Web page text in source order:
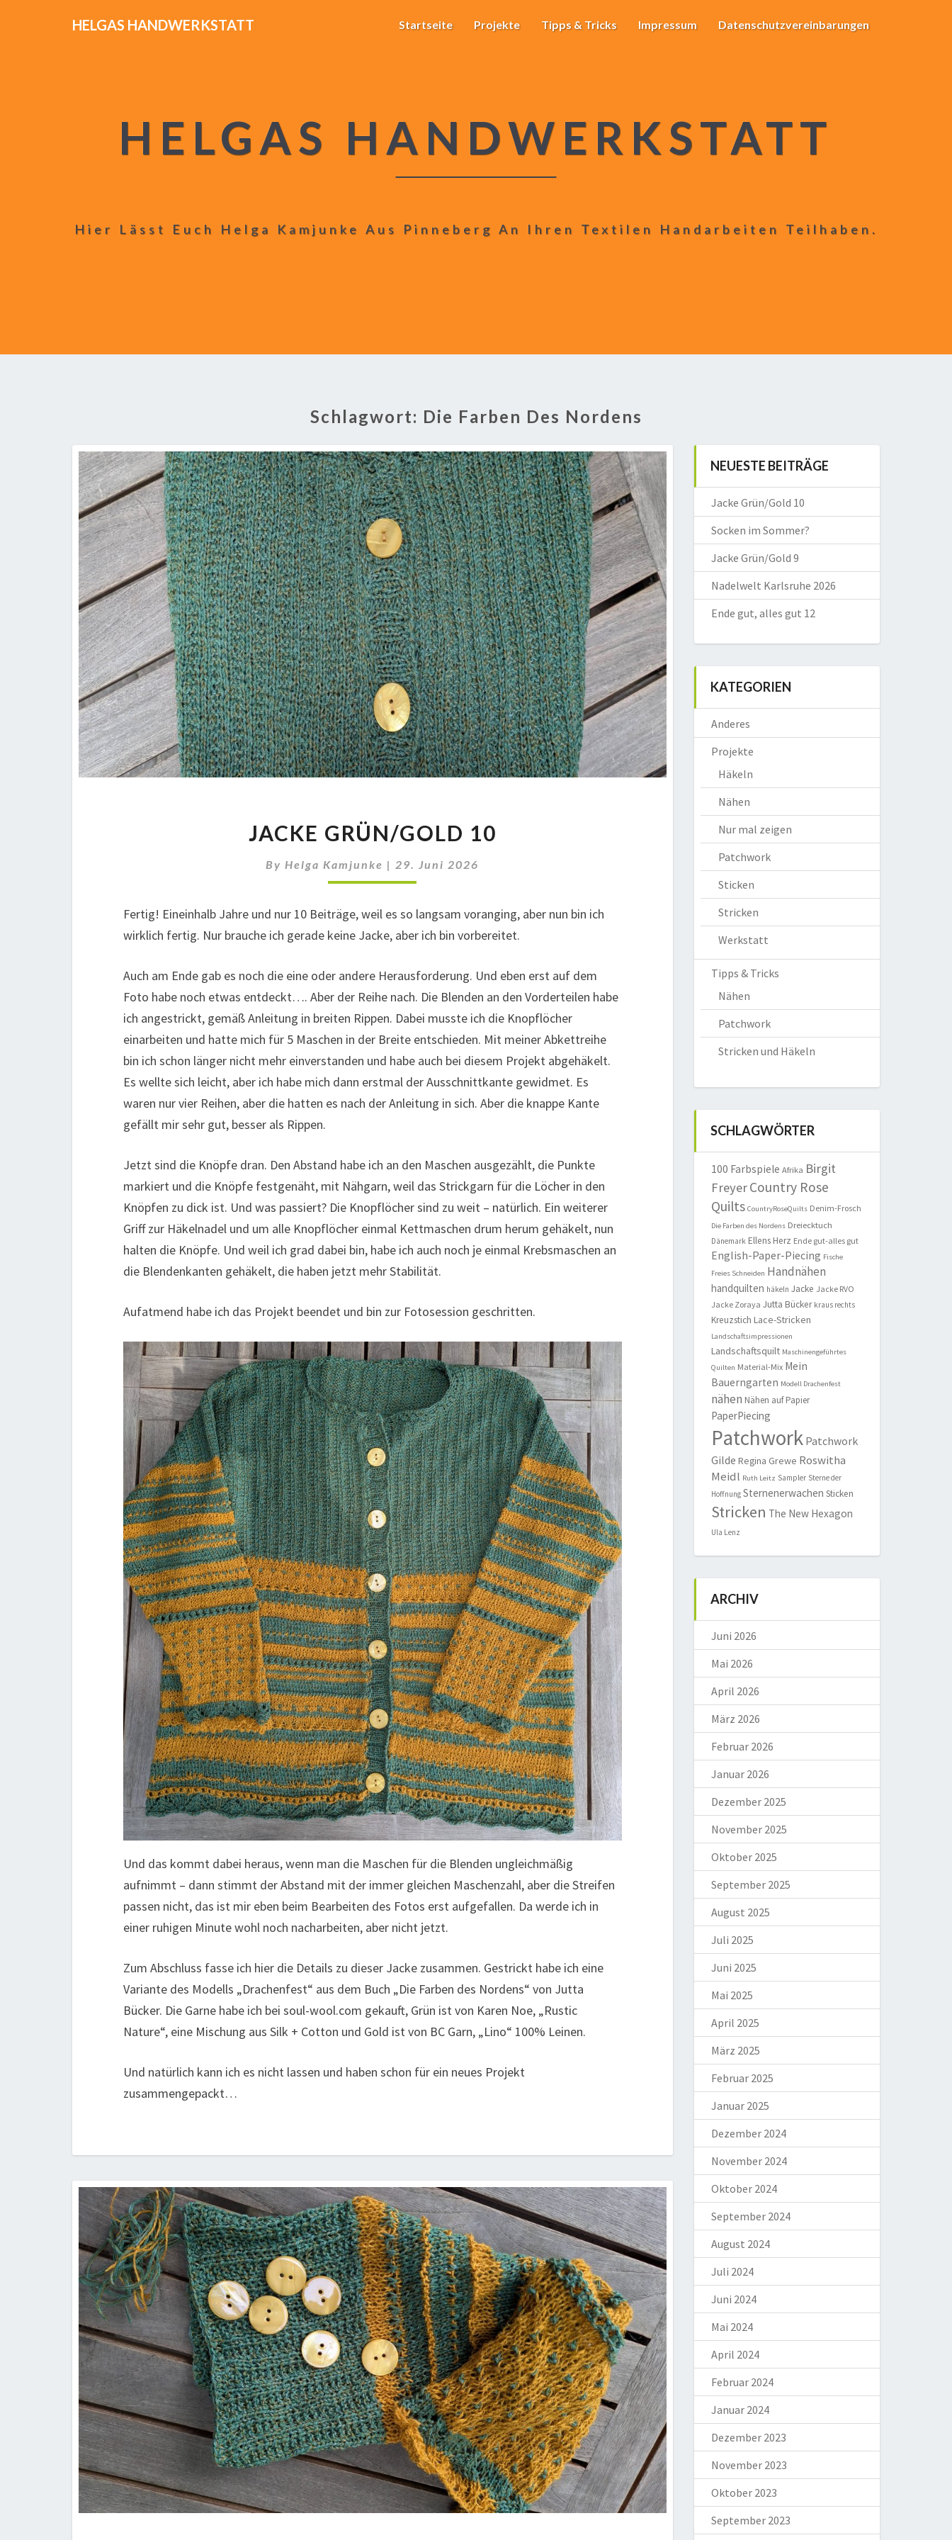
HELGAS HANDWERKSTATT Startseite Projekte Tipps & Tricks Impressum Datenschutzvereinbarungen
HELGAS HANDWERKSTATT
Hier Lässt Euch Helga Kamjunke Aus Pinneberg An Ihren Textilen Handarbeiten Teilhaben.
Schlagwort: Die Farben Des Nordens
GRÜN/GOLD
JACKE GRÜN/GOLD 10
ByHelga Kamjunke | 29. Juni 2026
Fertig! Eineinhalb Jahre und nur 10 Beiträge, weil es so langsam voranging, aber nun bin ich
wirklich fertig. Nur brauche ich gerade keine Jacke, aber ich bin vorbereitet.
Auch am Ende gab es noch die eine oder andere Herausforderung. Und eben erst auf dem
Foto habe noch etwas entdeckt…. Aber der Reihe nach. Die Blenden an den Vorderteilen habe
ich angestrickt, gemäß Anleitung in breiten Rippen. Dabei musste ich die Knopflöcher
einarbeiten und hatte mich für 5 Maschen in der Breite entschieden. Mit meiner Abkettreihe
bin ich schon länger nicht mehr einverstanden und habe auch bei diesem Projekt abgehäkelt.
Es wellte sich leicht, aber ich habe mich dann erstmal der Ausschnittkante gewidmet. Es
waren nur vier Reihen, aber die hatten es nach der Anleitung in sich. Aber die knappe Kante
gefällt mir sehr gut, besser als Rippen.
Jetzt sind die Knöpfe dran. Den Abstand habe ich an den Maschen ausgezählt, die Punkte
markiert und die Knöpfe festgenäht, mit Nähgarn, weil das Strickgarn für die Löcher in den
Knöpfen zu dick ist. Und was passiert? Die Knopflöcher sind zu weit – natürlich. Ein weiterer
Griff zur Häkelnadel und um alle Knopflöcher einmal Kettmaschen drum herum gehäkelt, nun
halten die Knöpfe. Und weil ich grad dabei bin, habe ich auch noch je einmal Krebsmaschen an
die Blendenkanten gehäkelt, die haben jetzt mehr Stabilität.
Aufatmend habe ich das Projekt beendet und bin zur Fotosession geschritten.
Und das kommt dabei heraus, wenn man die Maschen für die Blenden ungleichmäßig
aufnimmt – dann stimmt der Abstand mit der immer gleichen Maschenzahl, aber die Streifen
passen nicht, das ist mir eben beim Bearbeiten des Fotos erst aufgefallen. Da werde ich in
einer ruhigen Minute wohl noch nacharbeiten, aber nicht jetzt.
Zum Abschluss fasse ich hier die Details zu dieser Jacke zusammen. Gestrickt habe ich eine
Variante des Modells „Drachenfest“ aus dem Buch „Die Farben des Nordens“ von Jutta
Bücker. Die Garne habe ich bei soul-wool.com gekauft, Grün ist von Karen Noe, „Rustic
Nature“, eine Mischung aus Silk + Cotton und Gold ist von BC Garn, „Lino“ 100% Leinen.
Und natürlich kann ich es nicht lassen und haben schon für ein neues Projekt
zusammengepackt…
NEUESTE BEITRÄGE
Jacke Grün/Gold 10
Socken im Sommer?
Jacke Grün/Gold 9
Nadelwelt Karlsruhe 2026
Ende gut, alles gut 12
KATEGORIEN
Anderes
Projekte
Häkeln
Nähen
Nur mal zeigen
Patchwork
Sticken
Stricken
Werkstatt
Tipps & Tricks
Nähen
Patchwork
Stricken und Häkeln
SCHLAGWÖRTER
100 Farbspiele Afrika Birgit
FreyerCountry Rose
Quilts CountryRoseQuilts Denim-Frosch
Die Farben des Nordens Dreiecktuch
Dänemark Ellens Herz Ende gut-alles gut
English-Paper-Piecing Fische
Freies Schneiden Handnähen
handquilten häkeln Jacke Jacke RVO
Jacke Zoraya Jutta Bücker kraus rechts
Kreuzstich Lace-Stricken
Landschaftsimpressionen
Landschaftsquilt Maschinengeführtes
Quilten Material-Mix Mein
Bauerngarten Modell Drachenfest
nähen Nähen auf Papier
PaperPiecing
Patchwork Patchwork
Gilde Regina Grewe Roswitha
Meidl Ruth Leitz Sampler Sterne der
Hoffnung Sternenerwachen Sticken
Stricken The New Hexagon
Ula Lenz
ARCHIV
Juni 2026
Mai 2026
April 2026
März 2026
Februar 2026
Januar 2026
Dezember 2025
November 2025
Oktober 2025
September 2025
August 2025
Juli 2025
Juni 2025
Mai 2025
April 2025
März 2025
Februar 2025
Januar 2025
Dezember 2024
November 2024
Oktober 2024
September 2024
August 2024
Juli 2024
Juni 2024
Mai 2024
April 2024
Februar 2024
Januar 2024
Dezember 2023
November 2023
Oktober 2023
September 2023